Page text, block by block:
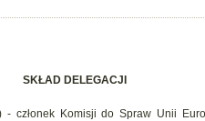
SKŁAD DELEGACJI
- członek Komisji do Spraw Unii